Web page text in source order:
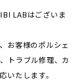
LABはございま
お客様のポルシェ
トラブル修理、カ
いたします。